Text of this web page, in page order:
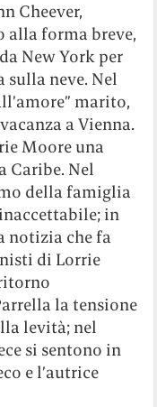
Cheever,
alla forma breve,
New York per
sulla neve. Nel
marito,
a Vienna.
Moore una
Caribe. Nel
della famiglia
in
notizia che fa
di Lorrie
la tensione
levità; nel
si sentono in
e l’autrice